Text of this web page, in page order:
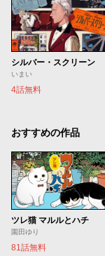
シルバー・スクリーン
いまい
4話無料
おすすめの作品
ツレ猫 マルルとハチ
園田ゆり
81話無料